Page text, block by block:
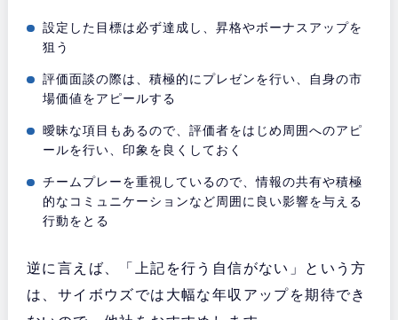
設定した目標は必ず達成し、昇格やボーナスアップを
狙う
評価面談の際は、積極的にプレゼンを行い、自身の市
場価値をアピールする
曖昧な項目もあるので、評価者をはじめ周囲へのアピ
ールを行い、印象を良くしておく
チームプレーを重視しているので、情報の共有や積極
的なコミュニケーションなど周囲に良い影響を与える
行動をとる
逆に言えば、「上記を行う自信がない」という方
は、サイボウズでは大幅な年収アップを期待でき